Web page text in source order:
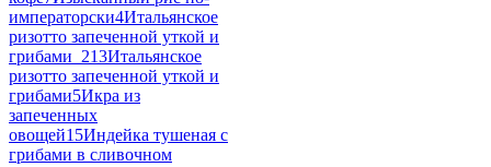
императорски4Итальянское
ризотто запеченной уткой и
грибами_213Итальянское
ризотто запеченной уткой и
грибами5Икра из
запеченных
овощей15Индейка тушеная с
грибами в сливочном